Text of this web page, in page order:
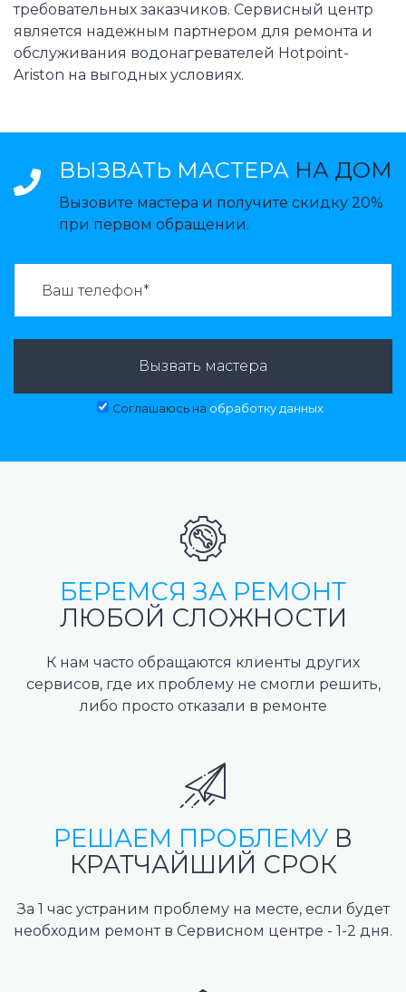
требовательных заказчиков. Сервисный центр
является надежным партнером для ремонта и
обслуживания водонагревателей Hotpoint-
Ariston на выгодных условиях.
ВЫЗВАТЬ МАСТЕРА НА ДОМ
Вызовите мастера и получите скидку 20%
при первом обращении.
Вызвать мастера
Соглашаюсь на обработку данных
БЕРЕМСЯ ЗА РЕМОНТ
ЛЮБОЙ СЛОЖНОСТИ
К нам часто обращаются клиенты других
сервисов, где их проблему не смогли решить,
либо просто отказали в ремонте
РЕШАЕМ ПРОБЛЕМУ В
КРАТЧАЙШИЙ СРОК
За 1 час устраним проблему на месте, если будет
необходим ремонт в Сервисном центре - 1-2 дня.